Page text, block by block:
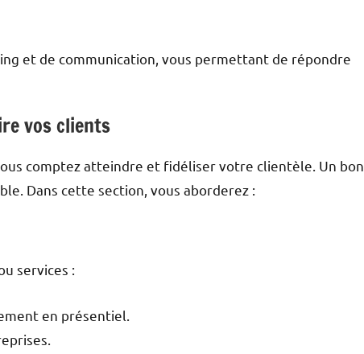
et de communication, vous permettant de répondre
vos clients
comptez atteindre et fidéliser votre clientèle. Un bon
Dans cette section, vous aborderez :
services :
en présentiel.